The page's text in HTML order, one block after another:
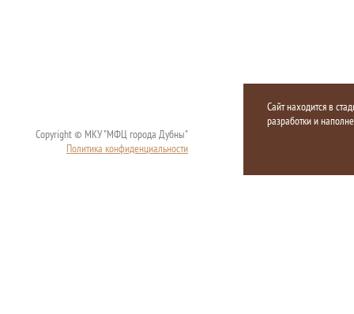
Copyright © МКУ "МФЦ города Дубны"
Политика конфиденциальности
Сайт находится в
разработки и